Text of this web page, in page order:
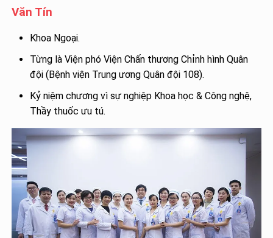
Văn Tín
Khoa Ngoại.
Từng là Viện phó Viện Chấn thương Chỉnh hình Quân
đội (Bệnh viện Trung ương Quân đội 108).
Kỷ niệm chương vì sự nghiệp Khoa học & Công nghệ,
Thầy thuốc ưu tú.